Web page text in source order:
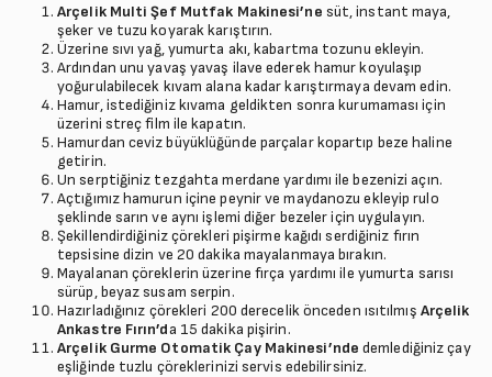
Arçelik Multi Şef Mutfak Makinesi’ne süt, instant maya,
şeker ve tuzu koyarak karıştırın.
Üzerine sıvı yağ, yumurta akı, kabartma tozunu ekleyin.
Ardından unu yavaş yavaş ilave ederek hamur koyulaşıp
yoğurulabilecek kıvam alana kadar karıştırmaya devam edin.
Hamur, istediğiniz kıvama geldikten sonra kurumaması için
üzerini streç film ile kapatın.
Hamurdan ceviz büyüklüğünde parçalar kopartıp beze haline
getirin.
Un serptiğiniz tezgahta merdane yardımı ile bezenizi açın.
Açtığımız hamurun içine peynir ve maydanozu ekleyip rulo
şeklinde sarın ve aynı işlemi diğer bezeler için uygulayın.
Şekillendirdiğiniz çörekleri pişirme kağıdı serdiğiniz fırın
tepsisine dizin ve 20 dakika mayalanmaya bırakın.
Mayalanan çöreklerin üzerine fırça yardımı ile yumurta sarısı
sürüp, beyaz susam serpin.
Hazırladığınız çörekleri 200 derecelik önceden ısıtılmış Arçelik
Ankastre Fırın’da 15 dakika pişirin.
Arçelik Gurme Otomatik Çay Makinesi’nde demlediğiniz çay
eşliğinde tuzlu çöreklerinizi servis edebilirsiniz.